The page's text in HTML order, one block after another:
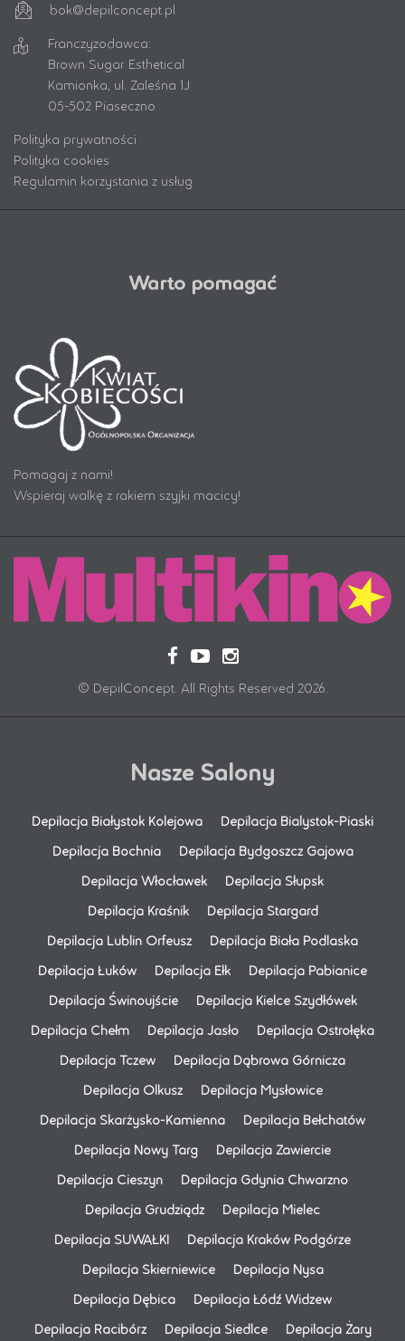
bok@depilconcept.pl
Franczyzodawca:
Brown Sugar Esthetical
Kamionka, ul. Zaleśna 1J
05-502 Piaseczno
Polityka prywatności
Polityka cookies
Regulamin korzystania z usług
Warto pomagać
Pomagaj z nami!
Wspieraj walkę z rakiem szyjki macicy!
© DepilConcept. All Rights Reserved 2026.
Nasze Salony
Depilacja Białystok Kolejowa
Depilacja Bialystok-Piaski
Depilacja Bochnia
Depilacja Bydgoszcz Gajowa
Depilacja Włocławek
Depilacja Słupsk
Depilacja Kraśnik
Depilacja Stargard
Depilacja Lublin Orfeusz
Depilacja Biała Podlaska
Depilacja Łuków
Depilacja Ełk
Depilacja Pabianice
Depilacja Świnoujście
Depilacja Kielce Szydłówek
Depilacja Chełm
Depilacja Jasło
Depilacja Ostrołęka
Depilacja Tczew
Depilacja Dąbrowa Górnicza
Depilacja Olkusz
Depilacja Mysłowice
Depilacja Skarżysko-Kamienna
Depilacja Bełchatów
Depilacja Nowy Targ
Depilacja Zawiercie
Depilacja Cieszyn
Depilacja Gdynia Chwarzno
Depilacja Grudziądz
Depilacja Mielec
Depilacja SUWAŁKI
Depilacja Kraków Podgórze
Depilacja Skierniewice
Depilacja Nysa
Depilacja Dębica
Depilacja Łódź Widzew
Depilacja Racibórz
Depilacja Siedlce
Depilacja Żary